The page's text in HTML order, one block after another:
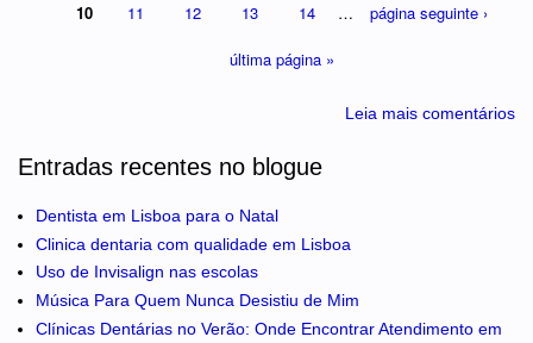
10 11 12 13 14 … página seguinte ›
última página »
Leia mais comentários
Entradas recentes no blogue
Dentista em Lisboa para o Natal
Clinica dentaria com qualidade em Lisboa
Uso de Invisalign nas escolas
Música Para Quem Nunca Desistiu de Mim
Clínicas Dentárias no Verão: Onde Encontrar Atendimento em